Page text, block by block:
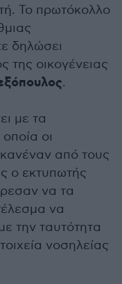
Το πρωτόκολλο
δηλώσει
της οικογένειας
.
με τα
οι
από τους
ο εκτυπωτής
να τα
να
την ταυτότητα
νοσηλείας